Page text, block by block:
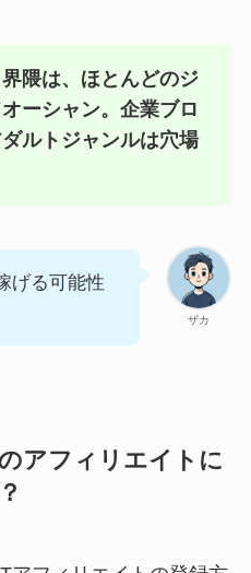
隈は、ほとんどのジ
ーシャン。企業ブロ
ルトジャンルは穴場
ザカ
げる可能性
アフィリエイトに